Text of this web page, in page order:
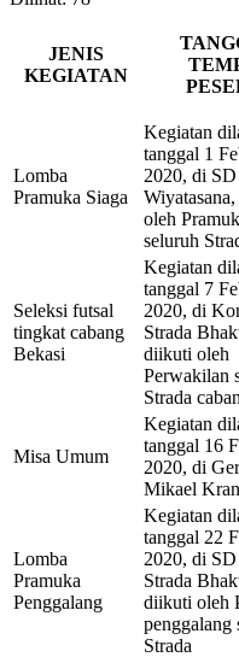
JENIS
KEGIATAN
Lomba
Pramuka Siaga
Kegiatan
tanggal 1
2020, di SD
oleh
seluruh
Seleksi futsal
tingkat cabang
Bekasi
Kegiatan
tanggal 7
2020, di
Strada
diikuti oleh
Perwakilan
Strada
Misa Umum
Kegiatan
tanggal 16
2020, di
Mikael
Lomba
Pramuka
Penggalang
Kegiatan
tanggal 22
2020, di
Strada
diikuti oleh
penggalang
Strada